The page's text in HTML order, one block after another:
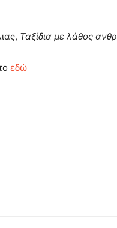
Ταξίδια με λάθος
εδώ